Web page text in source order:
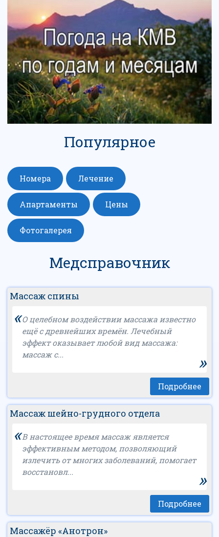
Популярное
Номера Лечение
Апартаменты Цены
Фотогалерея
Медсправочник
Массаж спины
«О целебном воздействии массажа известно
ещё с древнейших времён. Лечебный
эффект оказывает любой вид массажа:
массаж с...
»
Подробнее
Массаж шейно-грудного отдела
«В настоящее время массаж является
эффективным методом, позволяющий
излечить от многих заболеваний, помогает
восстановл...
»
Подробнее
Массажёр «Анотрон»